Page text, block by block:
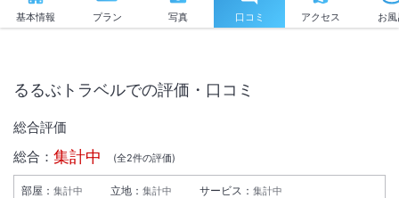
基本情報 プラン 写真 口コミ アクセス お
るるぶトラベルでの評価・口コミ
総合評価
総合： 集計中 (全2件の評価)
部屋： 集計中 立地： 集計中 サービス： 集計中